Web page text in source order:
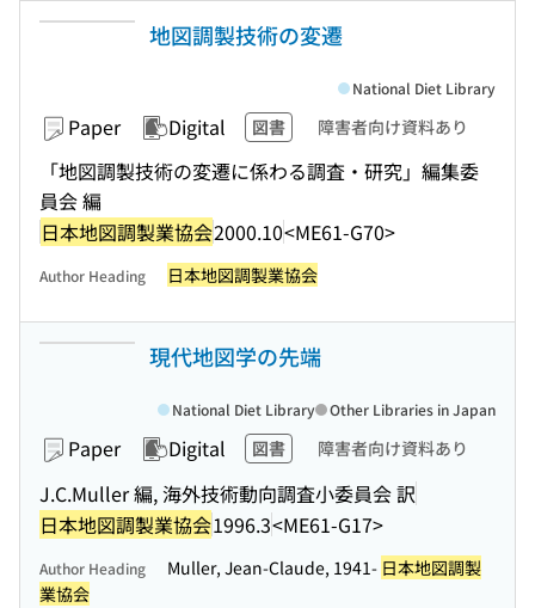
地図調製技術の変遷
Paper Digital 図書 障害者向け資料あり
「地図調製技術の変遷に係わる調査・研究」編集委
員会 編
日本地図調製業協会2000.10<ME61-G70>
National Diet Library
Author Heading 日本地図調製業協会
現代地図学の先端
Paper Digital 図書 障害者向け資料あり
J.C.Muller 編, 海外技術動向調査小委員会 訳
日本地図調製業協会1996.3<ME61-G17>
National Diet Library Other Libraries in Japan
Author Heading Muller, Jean-Claude, 1941- 日本地図調製
業協会